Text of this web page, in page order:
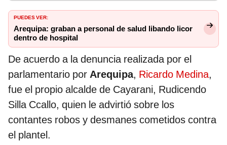
PUEDES VER:
Arequipa: graban a personal de salud libando licor
dentro de hospital
De acuerdo a la denuncia realizada por el
parlamentario por Arequipa, Ricardo Medina,
fue el propio alcalde de Cayarani, Rudicendo
Silla Ccallo, quien le advirtió sobre los
contantes robos y desmanes cometidos contra
el plantel.